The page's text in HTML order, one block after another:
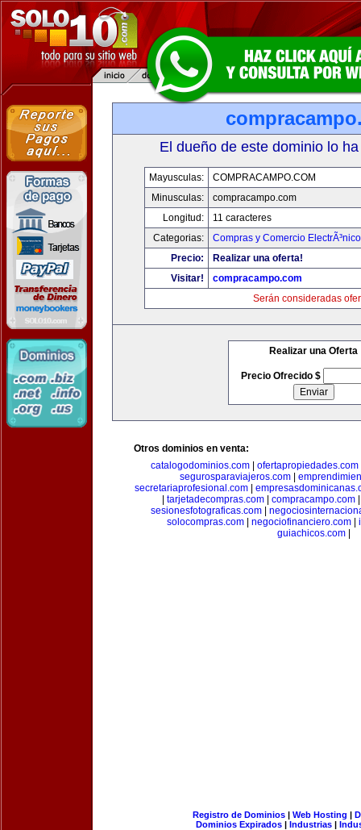
El dueño de este dominio lo
Mayusculas:
COMPRACAMPO.COM
Minusculas:
compracampo.com
Longitud:
11 caracteres
Categorias:
Compras y Comercio ElectrÃ³nico
Precio:
Realizar una oferta!
Visitar!
compracampo.com
Serán consideradas
Realizar una Oferta
Precio Ofrecido $
Otros dominios en venta:
catalogodominios.com| ofertapropiedades.com
segurosparaviajeros.com
secretariaprofesional.com|
tarjetadecompras.com compracampo.com
sesionesfotograficas.com
solocompras.com| negociofinanciero.com|
guiachicos.com|
Registro de Dominios| Web Hosting |
Dominios Expirados | Industrias |